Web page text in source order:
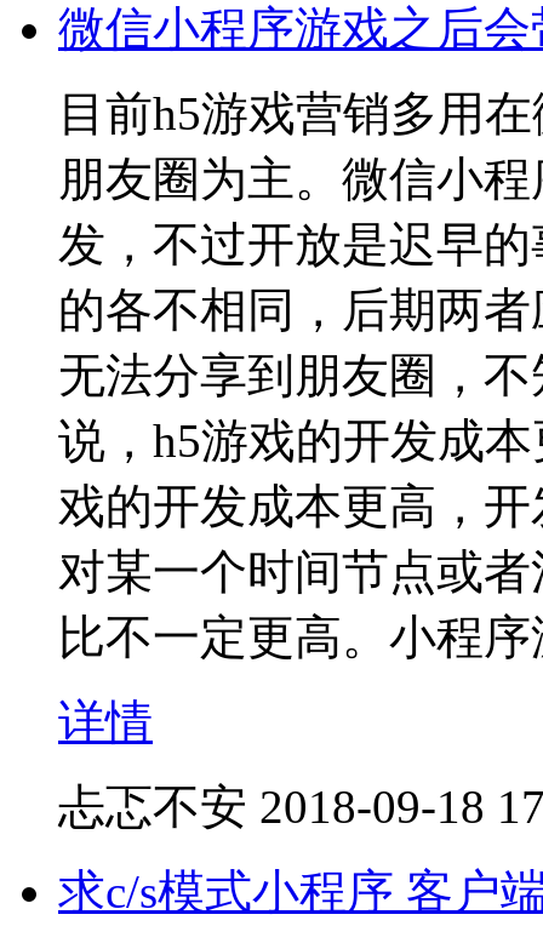
微信小程序游戏之后
目前h5游戏营销多用
朋友圈为主。微信小
发，不过开放是迟早
的各不相同，后期两
无法分享到朋友圈，
说，h5游戏的开发成
戏的开发成本更高，
对某一个时间节点或
比不一定更高。小程
详情
忐忑不安 2018-09-18
求c/s模式小程序 客户